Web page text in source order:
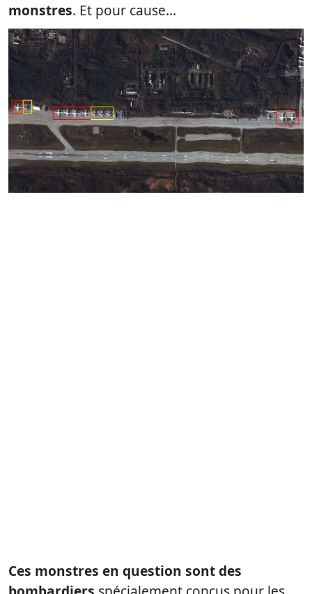
monstres. Et pour cause…
Ces monstres en question sont des